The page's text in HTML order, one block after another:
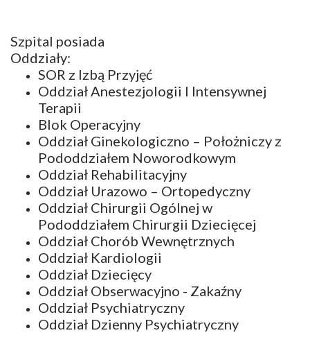
Szpital posiada
Oddziały:
SOR z Izbą Przyjęć
Oddział Anestezjologii I Intensywnej
Terapii
Blok Operacyjny
Oddział Ginekologiczno – Położniczy z
Pododdziałem Noworodkowym
Oddział Rehabilitacyjny
Oddział Urazowo – Ortopedyczny
Oddział Chirurgii Ogólnej w
Pododdziałem Chirurgii Dziecięcej
Oddział Chorób Wewnętrznych
Oddział Kardiologii
Oddział Dziecięcy
Oddział Obserwacyjno - Zakaźny
Oddział Psychiatryczny
Oddział Dzienny Psychiatryczny